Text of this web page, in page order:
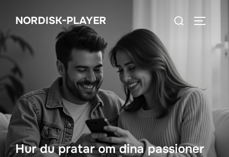
innehåll
NORDISK-PLAYER
Sök
Hur du pratar om dina passioner